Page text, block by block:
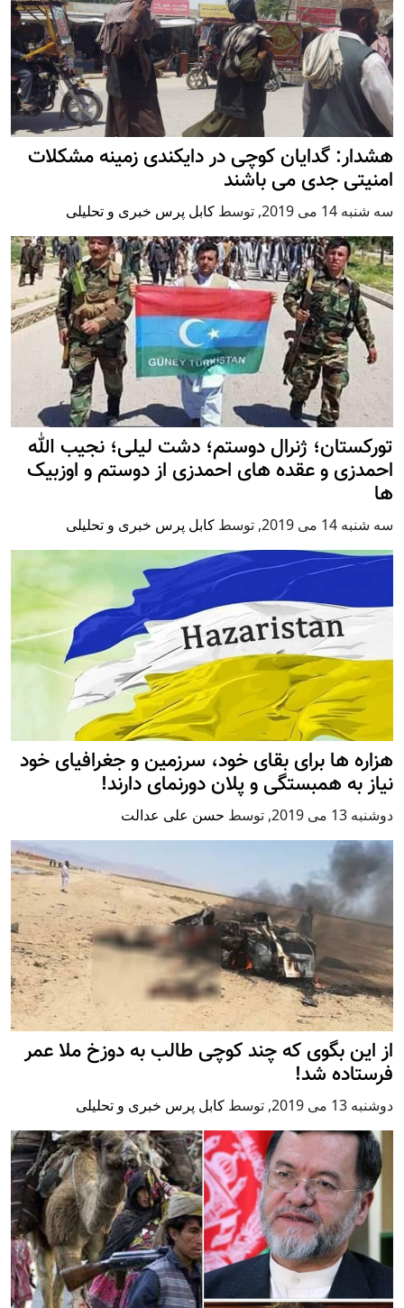
هشدار: گدایان کوچی در دایکندی زمینه مشکلات
امنیتی جدی می باشند
سه شنبه 14 می 2019 , توسط کابل پرس خبری و تحلیلی
تورکستان؛ ژنرال دوستم؛ دشت لیلی؛ نجیب الله
احمدزی و عقده های احمدزی از دوستم و اوزبیک
ها
سه شنبه 14 می 2019 , توسط کابل پرس خبری و تحلیلی
هزاره ها برای بقای خود، سرزمین و جغرافیای خود
نیاز به همبستگی و پلان دورنمای دارند!
دوشنبه 13 می 2019 , توسط حسن علی عدالت
از این بگوی که چند کوچی طالب به دوزخ ملا عمر
فرستاده شد!
دوشنبه 13 می 2019 , توسط کابل پرس خبری و تحلیلی